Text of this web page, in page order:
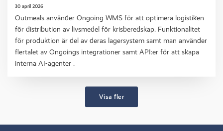
30 april 2026
Outmeals använder Ongoing WMS för att optimera logistiken
för distribution av livsmedel för krisberedskap. Funktionalitet
för produktion är del av deras lagersystem samt man använder
flertalet av Ongoings integrationer samt API:er för att skapa
interna AI-agenter .
Visa fler